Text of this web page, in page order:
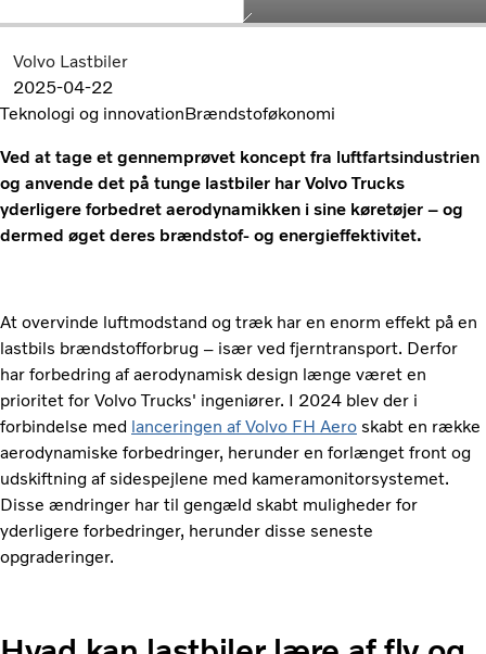
Volvo Lastbiler
2025-04-22
Teknologi og innovationBrændstoføkonomi
Ved at tage et gennemprøvet koncept fra luftfartsindustrien
og anvende det på tunge lastbiler har Volvo Trucks
yderligere forbedret aerodynamikken i sine køretøjer – og
dermed øget deres brændstof- og energieffektivitet.
At overvinde luftmodstand og træk har en enorm effekt på en
lastbils brændstofforbrug – især ved fjerntransport. Derfor
har forbedring af aerodynamisk design længe været en
prioritet for Volvo Trucks' ingeniører. I 2024 blev der i
forbindelse med lanceringen af Volvo FH Aero skabt en række
aerodynamiske forbedringer, herunder en forlænget front og
udskiftning af sidespejlene med kameramonitorsystemet.
Disse ændringer har til gengæld skabt muligheder for
yderligere forbedringer, herunder disse seneste
opgraderinger.